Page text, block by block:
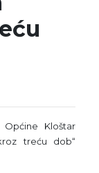
Kloštar
treću dob“